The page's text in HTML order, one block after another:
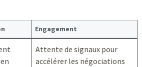
Engagement
Attente de signaux pour
accélérer les négociations